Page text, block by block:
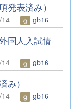
発表済み）
14 gb16
国人入試情
14 gb16
み）
14 gb16